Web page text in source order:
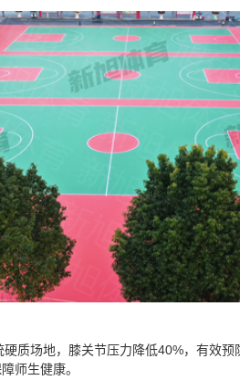
质场地，膝关节压力降低40%，有效预
师生健康‌。